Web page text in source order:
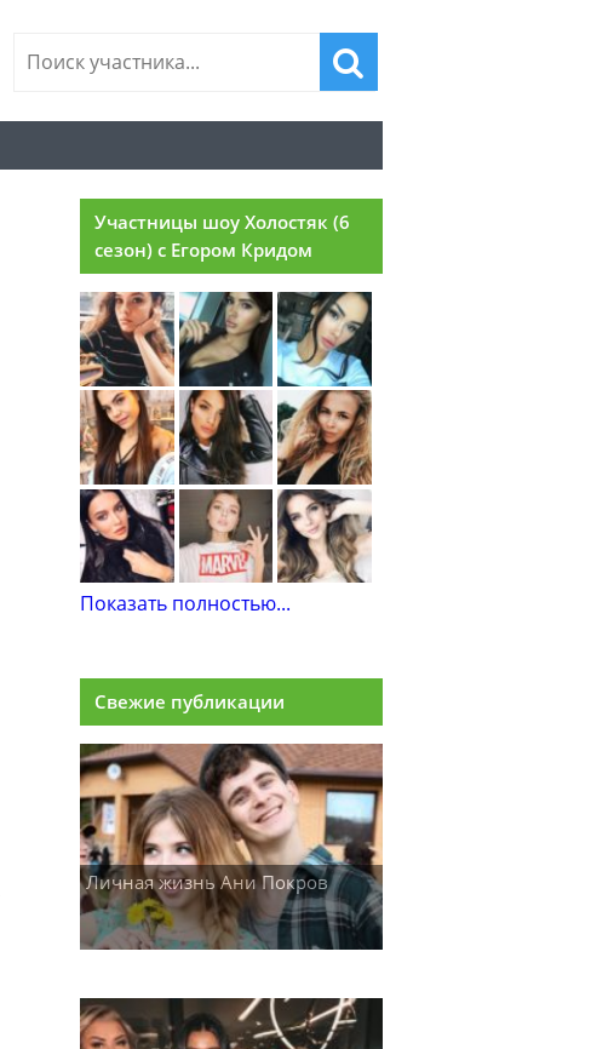
Участницы шоу Холостяк (6
сезон) с Егором Кридом
Показать полностью...
Свежие публикации
Личная жизнь Ани Покров